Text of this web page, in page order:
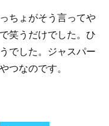
ちょがそう言ってや
笑うだけでした。ひ
でした。ジャスパー
つなのです。